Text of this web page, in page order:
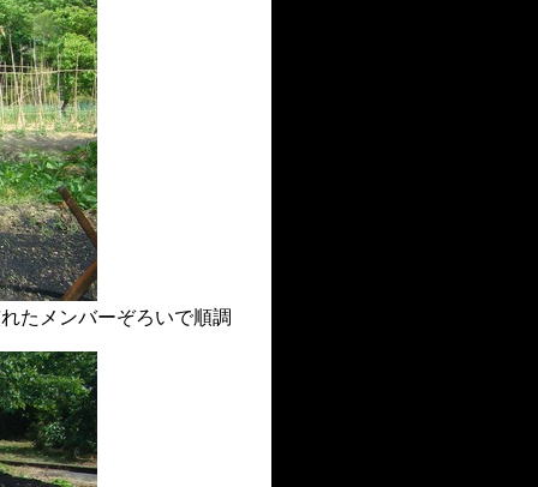
たメンバーぞろいで順調